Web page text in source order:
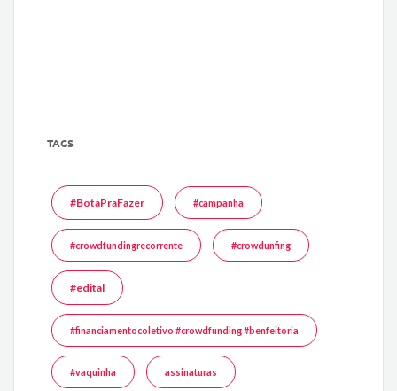
TAGS
#BotaPraFazer #campanha
#crowdfundingrecorrente #crowdunfing
#edital
#financiamentocoletivo #crowdfunding #benfeitoria
#vaquinha assinaturas